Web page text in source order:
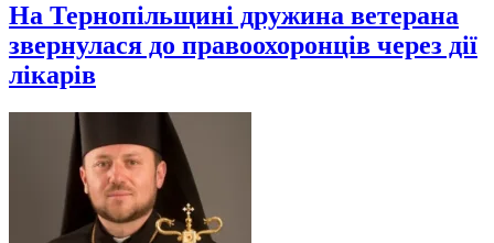
На Тернопільщині дружина ветерана
звернулася до правоохоронців через дії
лікарів